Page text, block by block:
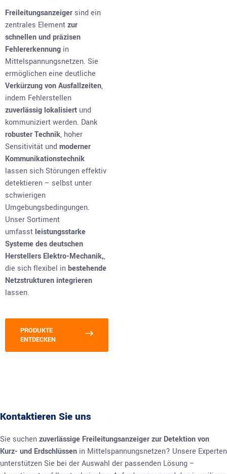
Freileitungsanzeiger sind ein
zentrales Elementzur
schnellen und präzisen
Fehlererkennung in
Mittelspannungsnetzen. Sie
ermöglichen eine deutliche
Verkürzung von Ausfallzeiten,
indem Fehlerstellen
zuverlässig lokalisiert und
kommuniziert werden. Dank
robuster Technik, hoher
Sensitivität und moderner
Kommunikationstechnik
lassen sich Störungen effektiv
detektieren – selbst unter
schwierigen
Umgebungsbedingungen.
Unser Sortiment
umfasst leistungsstarke
Systeme des deutschen
Herstellers Elektro-Mechanik,,
die sich flexibel inbestehende
Netzstrukturen integrieren
lassen.
PRODUKTE
ENTDECKEN
Kontaktieren Sie uns
Sie suchenzuverlässige Freileitungsanzeiger zur Detektion von
Kurz- und Erdschlüssen in Mittelspannungsnetzen? Unsere Experten
unterstützen Sie bei der Auswahl der passenden Lösung –